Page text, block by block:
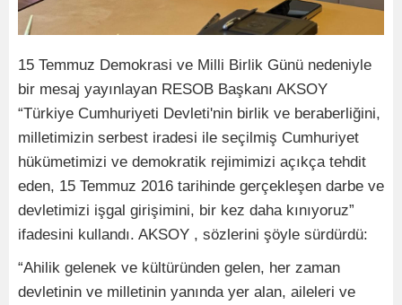
15 Temmuz Demokrasi ve Milli Birlik Günü nedeniyle
bir mesaj yayınlayan RESOB Başkanı AKSOY
“Türkiye Cumhuriyeti Devleti'nin birlik ve beraberliğini,
milletimizin serbest iradesi ile seçilmiş Cumhuriyet
hükümetimizi ve demokratik rejimimizi açıkça tehdit
eden, 15 Temmuz 2016 tarihinde gerçekleşen darbe ve
devletimizi işgal girişimini, bir kez daha kınıyoruz”
ifadesini kullandı. AKSOY , sözlerini şöyle sürdürdü:
“Ahilik gelenek ve kültüründen gelen, her zaman
devletinin ve milletinin yanında yer alan, aileleri ve